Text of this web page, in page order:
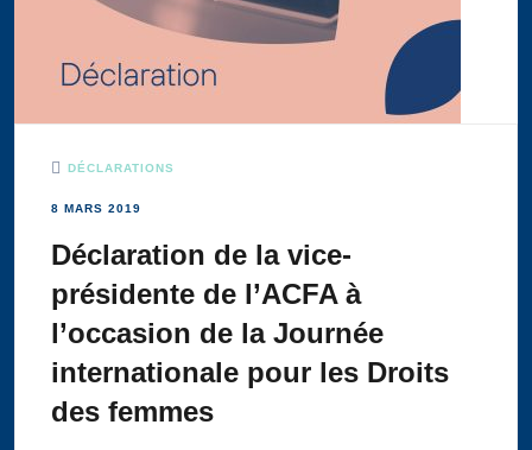
DÉCLARATIONS
8 MARS 2019
Déclaration de la vice-
présidente de l’ACFA à
l’occasion de la Journée
internationale pour les Droits
des femmes